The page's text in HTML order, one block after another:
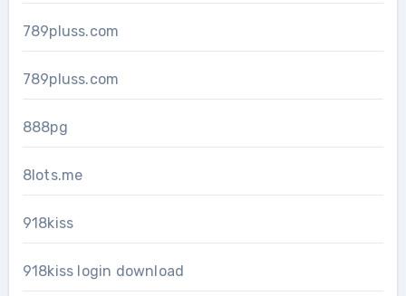
789pluss.com
789pluss.com
888pg
8lots.me
918kiss
918kiss login download